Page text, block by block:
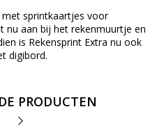
met sprintkaartjes voor
nu aan bij het rekenmuurtje en
is Rekensprint Extra nu ook
digibord.
PRODUCTEN